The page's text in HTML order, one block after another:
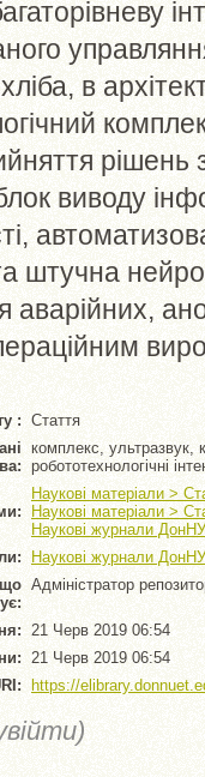
в
виводу
штучна
аварійних,
: Стаття
комплекс, ультразвук,
робототехнологічні
Наукові матеріали >
Наукові матеріали >
Наукові журнали
Наукові журнали
що Адміністратор
21 Черв 2019 06:54
21 Черв 2019 06:54
https://